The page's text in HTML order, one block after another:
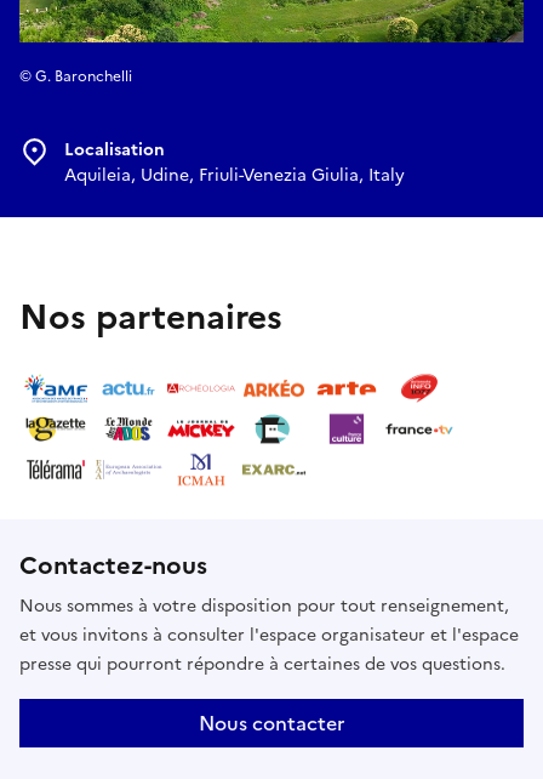
© G. Baronchelli
Localisation
Aquileia, Udine, Friuli-Venezia Giulia, Italy
Nos partenaires
Contactez-nous
Nous sommes à votre disposition pour tout renseignement,
et vous invitons à consulter l'espace organisateur et l'espace
presse qui pourront répondre à certaines de vos questions.
Nous contacter